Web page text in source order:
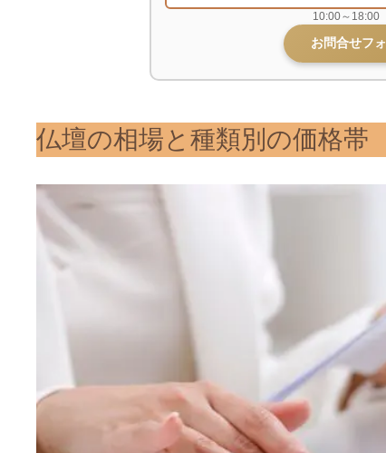
10:00～18:00
お問合せフ
仏壇の相場と種類別の価格帯